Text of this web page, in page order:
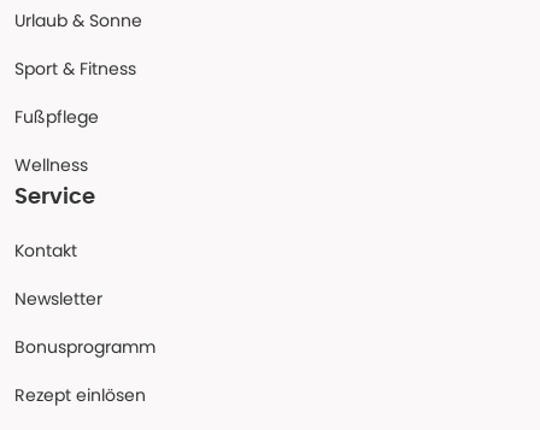
Urlaub & Sonne
Sport & Fitness
Fußpflege
Wellness
Service
Kontakt
Newsletter
Bonusprogramm
Rezept einlösen